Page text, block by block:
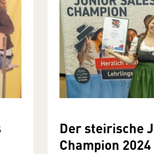
Der steirische
Champion 2024